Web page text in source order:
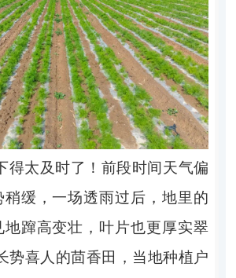
得太及时了！前段时间天气偏
缓，一场透雨过后，地里的
地蹿高变壮，叶片也更厚实翠
势喜人的茴香田，当地种植户